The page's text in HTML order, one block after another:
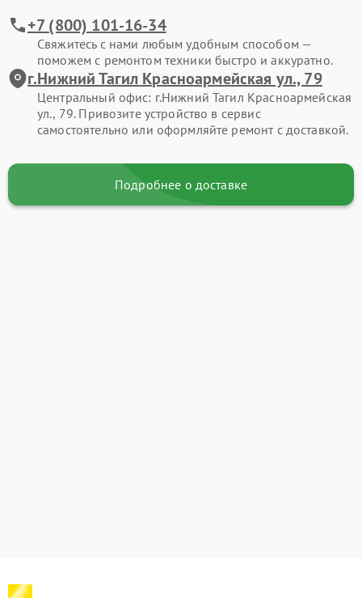
+7 (800) 101-16-34
Свяжитесь с нами любым удобным способом —
поможем с ремонтом техники быстро и аккуратно.
г.Нижний Тагил Красноармейская ул., 79
Центральный офис: г.Нижний Тагил Красноармейская
ул., 79. Привозите устройство в сервис
самостоятельно или оформляйте ремонт с доставкой.
Подробнее о доставке